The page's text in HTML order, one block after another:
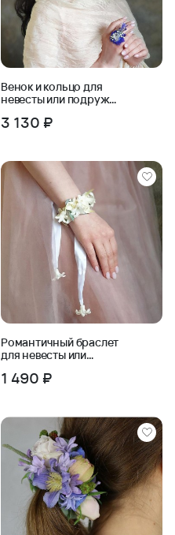
Венок и кольцо для
невесты или подружек
Океана
3 130 ₽
Романтичный браслет
для невесты или
1 490 ₽